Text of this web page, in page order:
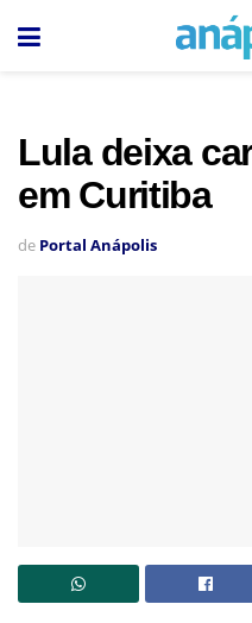
Lula deixa
em Curitiba
de Portal Anápolis